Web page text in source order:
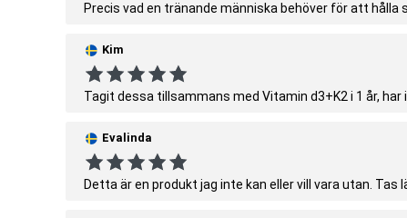
Precis vad en tränande människa behöver för att hålla
Kim
Tagit dessa tillsammans med Vitamin d3+K2 i 1 år,
Evalinda
Detta är en produkt jag inte kan eller vill vara utan.